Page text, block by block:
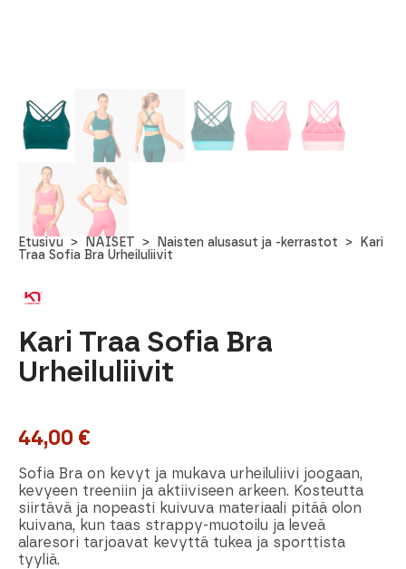
Etusivu NAISET Naisten alusasut ja -kerrastot
Kari
Traa Sofia Bra Urheiluliivit
Kari Traa Sofia Bra
Urheiluliivit
44,00 €
Sofia Bra on kevyt ja mukava urheiluliivi joogaan,
kevyeen treeniin ja aktiiviseen arkeen. Kosteutta
siirtävä ja nopeasti kuivuva materiaali pitää olon
kuivana, kun taas strappy-muotoilu ja leveä
alaresori tarjoavat kevyttä tukea ja sporttista
tyyliä.